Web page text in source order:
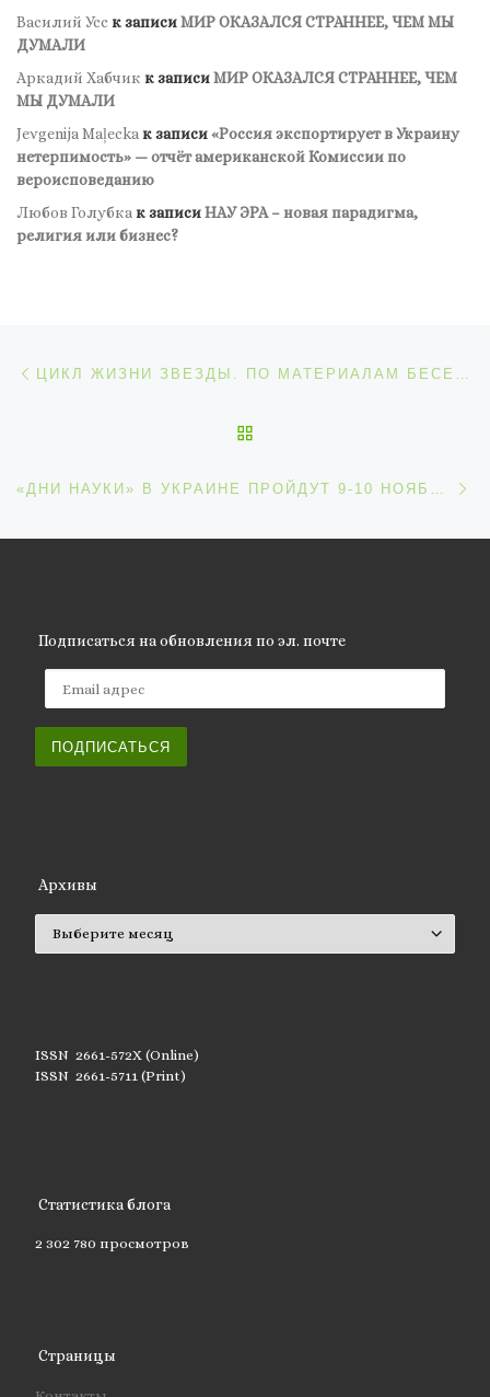
Василий Усс к записиМИР ОКАЗАЛСЯ СТРАННЕЕ, ЧЕМ МЫ
ДУМАЛИ
Аркадий Хабчик к записиМИР ОКАЗАЛСЯ СТРАННЕЕ, ЧЕМ
МЫ ДУМАЛИ
Jevgenija Maļecka к записи«Россия экспортирует в Украину
нетерпимость» — отчёт американской Комиссии по
вероисповеданию
Любов Голубка к записиНАУ ЭРА – новая парадигма,
религия или бизнес?
Подписаться на обновления по эл. почте
ПОДПИСАТЬСЯ
Архивы
ISSN 2661-572X (Online)
ISSN 2661-5711 (Print)
Статистика блога
2 302 780 просмотров
Страницы